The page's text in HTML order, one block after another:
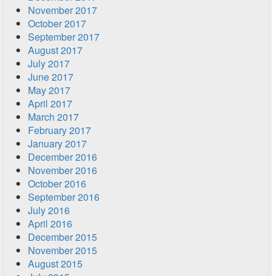
November 2017
October 2017
September 2017
August 2017
July 2017
June 2017
May 2017
April 2017
March 2017
February 2017
January 2017
December 2016
November 2016
October 2016
September 2016
July 2016
April 2016
December 2015
November 2015
August 2015